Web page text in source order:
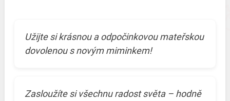
Užijte si krásnou a odpočinkovou mateřskou
dovolenou s novým miminkem!
Zasloužíte si všechnu radost světa – hodně